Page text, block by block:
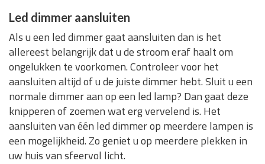
Led dimmer aansluiten
Als u een led dimmer gaat aansluiten dan is het
allereest belangrijk dat u de stroom eraf haalt om
ongelukken te voorkomen. Controleer voor het
aansluiten altijd of u de juiste dimmer hebt. Sluit u een
normale dimmer aan op een led lamp? Dan gaat deze
knipperen of zoemen wat erg vervelend is. Het
aansluiten van één led dimmer op meerdere lampen is
een mogelijkheid. Zo geniet u op meerdere plekken in
uw huis van sfeervol licht.